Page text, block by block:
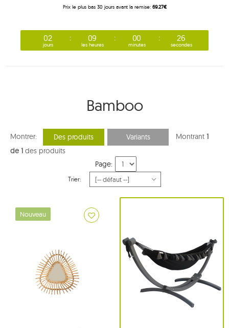
Prix ​​le plus bas 30 jours avant la remise: 69.27€
02
jours
09
les heures
00
minutes
26
secondes
Bamboo
Montrer: Des produits Variants Montrant 1
de 1 des produits
Page:
Trier:
Nouveau